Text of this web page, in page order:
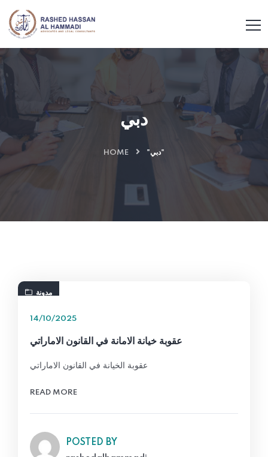
دبي
HOME "دبي"
مدونة
14/10/2025
عقوبة خيانة الامانة في القانون الاماراتي
عقوبة الخيانة في القانون الاماراتي
READ MORE
POSTED BY